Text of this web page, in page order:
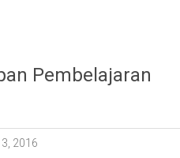
Pembelajaran
2016